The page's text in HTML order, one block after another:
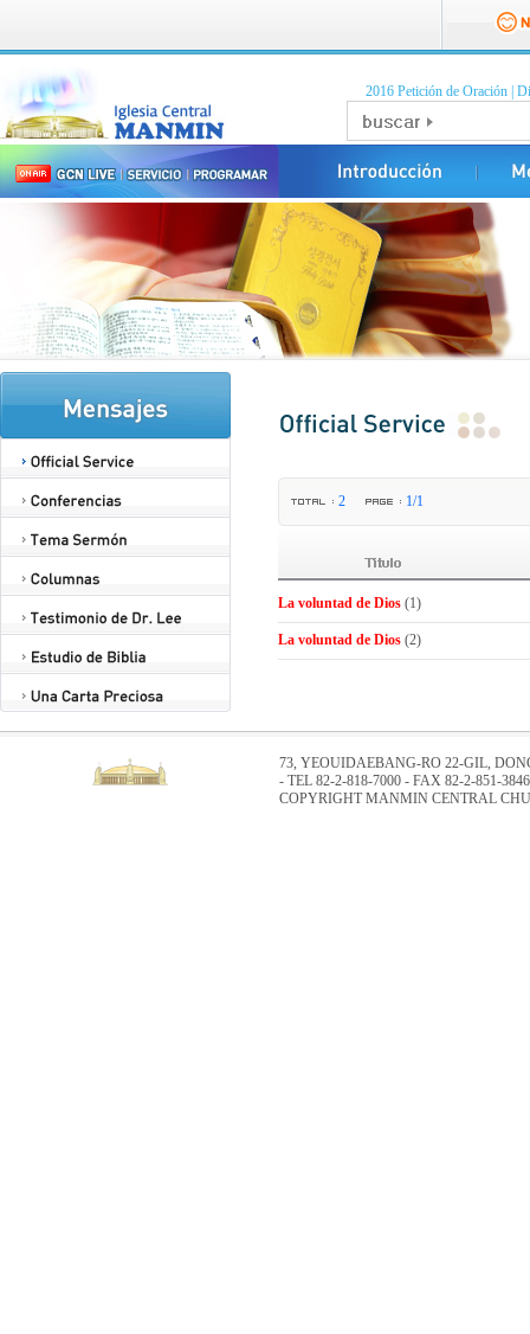
2016 Petición de Oración
2 1/1
La voluntad de Dios (1)
La voluntad de Dios (2)
73, YEOUIDAEBANG-RO 22-GIL,
- TEL 82-2-818-7000 - FAX 82-2-851-3846
COPYRIGHT MANMIN CENTRAL